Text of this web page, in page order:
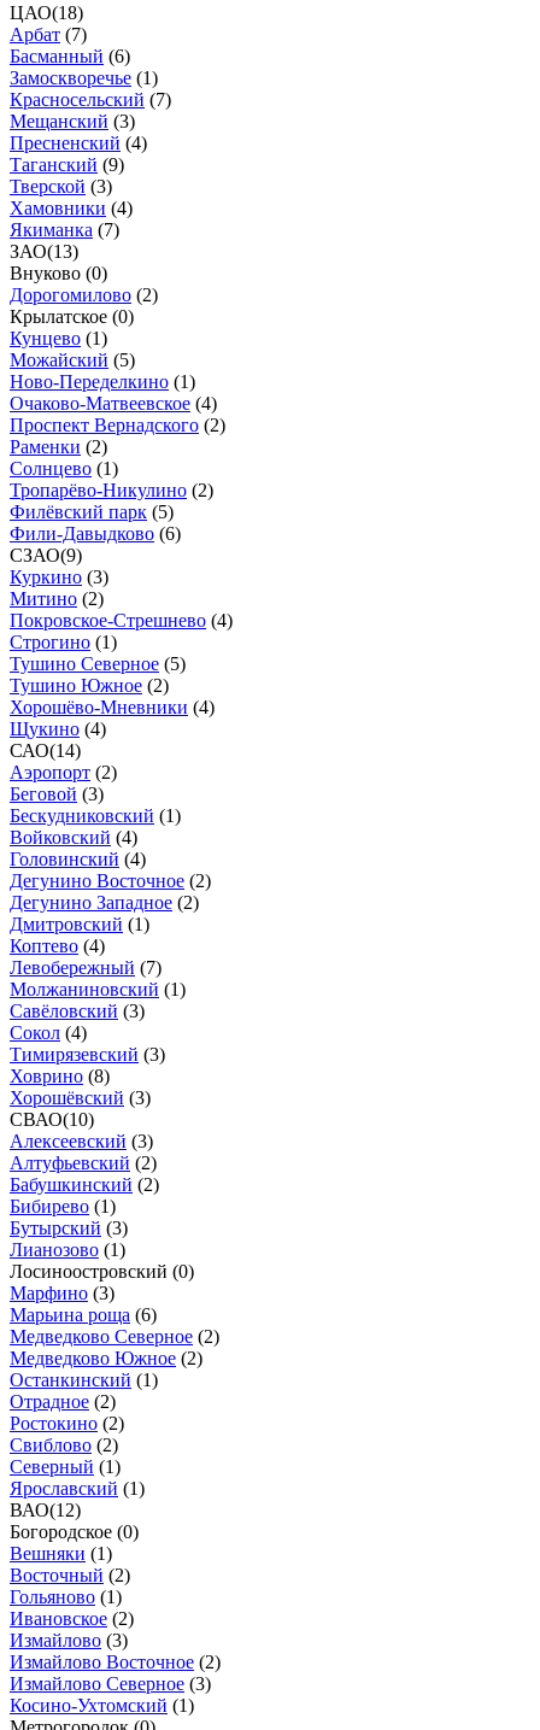
ЦАО(18)
Арбат (7)
Басманный (6)
Замоскворечье (1)
Красносельский (7)
Мещанский (3)
Пресненский (4)
Таганский (9)
Тверской (3)
Хамовники (4)
Якиманка (7)
ЗАО(13)
Внуково (0)
Дорогомилово (2)
Крылатское (0)
Кунцево (1)
Можайский (5)
Ново-Переделкино (1)
Очаково-Матвеевское (4)
Проспект Вернадского (2)
Раменки (2)
Солнцево (1)
Тропарёво-Никулино (2)
Филёвский парк (5)
Фили-Давыдково (6)
СЗАО(9)
Куркино (3)
Митино (2)
Покровское-Стрешнево (4)
Строгино (1)
Тушино Северное (5)
Тушино Южное (2)
Хорошёво-Мневники (4)
Щукино (4)
САО(14)
Аэропорт (2)
Беговой (3)
Бескудниковский (1)
Войковский (4)
Головинский (4)
Дегунино Восточное (2)
Дегунино Западное (2)
Дмитровский (1)
Коптево (4)
Левобережный (7)
Молжаниновский (1)
Савёловский (3)
Сокол (4)
Тимирязевский (3)
Ховрино (8)
Хорошёвский (3)
СВАО(10)
Алексеевский (3)
Алтуфьевский (2)
Бабушкинский (2)
Бибирево (1)
Бутырский (3)
Лианозово (1)
Лосиноостровский (0)
Марфино (3)
Марьина роща (6)
Медведково Северное (2)
Медведково Южное (2)
Останкинский (1)
Отрадное (2)
Ростокино (2)
Свиблово (2)
Северный (1)
Ярославский (1)
ВАО(12)
Богородское (0)
Вешняки (1)
Восточный (2)
Гольяново (1)
Ивановское (2)
Измайлово (3)
Измайлово Восточное (2)
Измайлово Северное (3)
Косино-Ухтомский (1)